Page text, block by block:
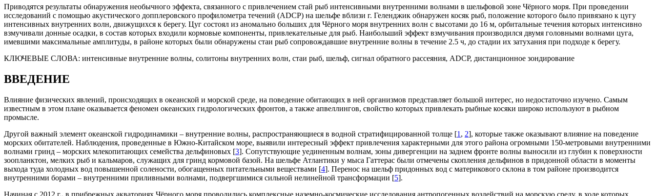
Приводятся результаты обнаружения необычного эффекта, связанного с привлечением стай рыб интенсивными внутренними волнами в шельфовой зоне Чёрного моря. При проведении
исследований с помощью акустического допплеровского профилометра течений (ADCP) на шельфе вблизи г. Геленджик обнаружен косяк рыб, положение которого было привязано к цугу
интенсивных внутренних волн, движущихся к берегу. Цуг состоял из аномально больших для Чёрного моря внутренних волн с высотами до 16 м, орбитальные течения которых интенсивно
взмучивали донные осадки, в состав которых входили кормовые компоненты, привлекательные для рыб. Наибольший эффект взмучивания производился двумя головными волнами цуга,
имевшими максимальные амплитуды, в районе которых были обнаружены стаи рыб сопровождавшие внутренние волны в течение 2.5 ч, до стадии их затухания при подходе к берегу.
КЛЮЧЕВЫЕ СЛОВА: интенсивные внутренние волны, солитоны внутренних волн, стаи рыб, шельф, сигнал обратного рассеяния, ADCP, дистанционное зондирование
ВВЕДЕНИЕ
Влияние физических явлений, происходящих в океанской и морской среде, на поведение обитающих в ней организмов представляет большой интерес, но недостаточно изучено. Самым
известным в этом плане оказывается феномен океанских гидрологических фронтов, а также апвеллингов, свойство которых привлекать рыбные косяки широко используют в рыбном
промысле.
Другой важный элемент океанской гидродинамики – внутренние волны, распространяющиеся в водной стратифицированной толще [1 , 2], которые также оказывают влияние на поведение
морских обитателей. Наблюдения, проведенные в Южно-Китайском море, выявили интересный эффект привлечения характерными для этого района огромными 150-метровыми внутренними
волнами гринд – морских млекопитающих семейства дельфиновых [3]. Сопутствующие уединенным волнам, зоны дивергенции на заднем фронте волны выносили из глубин к поверхности
зоопланктон, мелких рыб и кальмаров, служащих для гринд кормовой базой. На шельфе Атлантики у мыса Гаттерас были отмечены скопления дельфинов в придонной области в моменты
выхода туда холодных вод повышенной солености, обогащенных питательными веществами [4]. Перенос на шельф придонных вод с материкового склона в том районе производится
внутренними борами – внутренними приливными волнами, подвергшимися сильной нелинейной трансформации [5].